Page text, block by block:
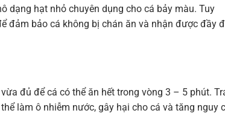
dạng hạt nhỏ chuyên dụng cho cá bảy màu. Tuy
đảm bảo cá không bị chán ăn và nhận được đầy
đủ để cá có thể ăn hết trong vòng 3 – 5 phút.
làm ô nhiễm nước, gây hại cho cá và tăng nguy